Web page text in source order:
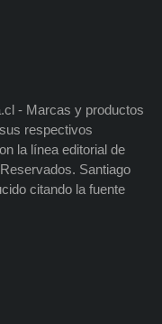
- Marcas y productos
respectivos
la línea editorial de
Santiago
citando la fuente